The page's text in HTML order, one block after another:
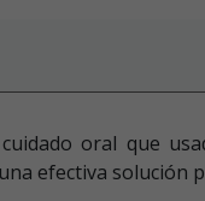
oral que
efectiva solución